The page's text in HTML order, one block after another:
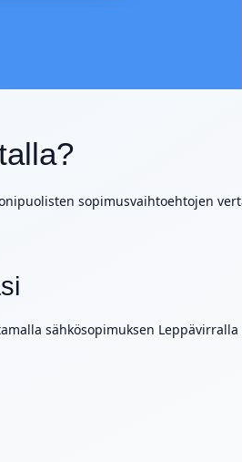
sopimusvaihtoehtojen
sähkösopimuksen